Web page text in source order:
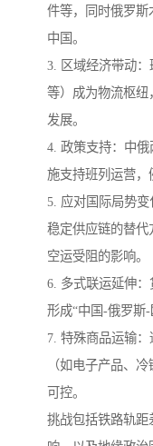
件等，同时俄罗斯
中国。
3. 区域经济带动
等）成为物流枢纽
发展。
4. 政策支持：中
施支持班列运营，
5. 应对国际局势
稳定供应链的替代
空运受阻的影响。
6. 多式联运延伸：
形成“中国-俄罗斯-
7. 特殊商品运输
（如电子产品、
可控。
挑战包括铁路轨距